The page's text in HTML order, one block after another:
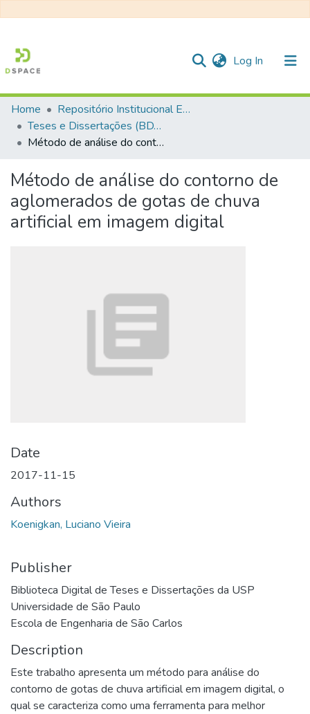
Log In (current)
Communities & Collections
All of DSpace
Statistics
Home
Repositório Institucional EESC
Teses e Dissertações (BDTD USP)
Método de análise do contorno de aglomerados de gotas de chuva artificial em imagem digital
Método de análise do contorno de
aglomerados de gotas de chuva
artificial em imagem digital
Date
2017-11-15
Authors
Koenigkan, Luciano Vieira
Publisher
Biblioteca Digital de Teses e Dissertações da USP
Universidade de São Paulo
Escola de Engenharia de São Carlos
Description
Este trabalho apresenta um método para análise do
contorno de gotas de chuva artificial em imagem digital, o
qual se caracteriza como uma ferramenta para melhor